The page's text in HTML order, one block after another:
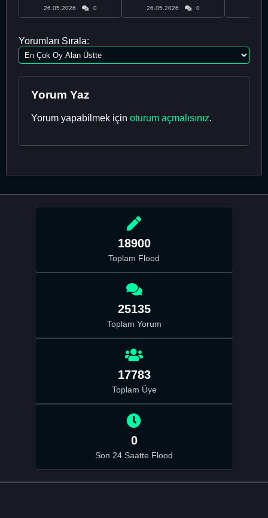
26.05.2026 0 26.05.2026 0
Yorumları Sırala:
Yorum Yaz
Yorum yapabilmek için oturum açmalısınız.
18900
Toplam Flood
25135
Toplam Yorum
17783
Toplam Üye
0
Son 24 Saatte Flood